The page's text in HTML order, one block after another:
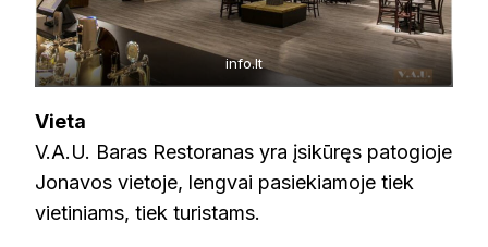
info.lt
Vieta
V.A.U. Baras Restoranas yra įsikūręs patogioje
Jonavos vietoje, lengvai pasiekiamoje tiek
vietiniams, tiek turistams.